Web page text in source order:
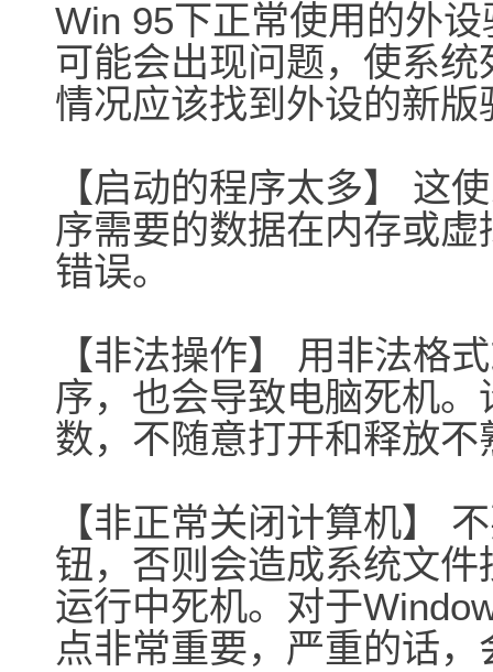
Win 95下正常使用的外
可能会出现问题，使系
情况应该找到外设的新版
【启动的程序太多】 这
序需要的数据在内存或
错误。
【非法操作】 用非法格
序，也会导致电脑死机
数，不随意打开和释放不
【非正常关闭计算机】
钮，否则会造成系统文
运行中死机。对于
点非常重要，严重的话